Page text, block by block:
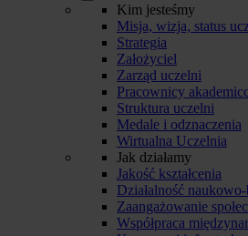
Kim jesteśmy
Misja, wizja, status
Strategia
Założyciel
Zarząd uczelni
Pracownicy
Struktura uczelni
Medale i odznaczenia
Wirtualna Uczelnia
Jak działamy
Jakość kształcenia
Działalność
Zaangażowanie
Współpraca